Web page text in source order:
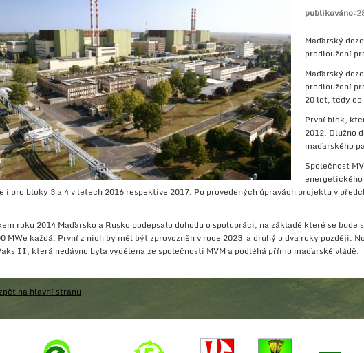
publikováno:
Maďarský
prodloužení
Maďarský
prodloužení
20 let, tedy
První blok,
2012. Dlužno
maďarského
Společnost
energetického
i pro bloky 3 a 4 v letech 2016 respektive 2017. Po provedených úpravách projektu v
roku 2014 Maďarsko a Rusko podepsalo dohodu o spolupráci, na základě které se
MWe každá. První z nich by měl být zprovozněn v roce 2023 a druhý o dva roky později.
II, která nedávno byla vydělena ze společnosti MVM a podléhá přímo maďarské vládě.
zpět na hlavní stranu